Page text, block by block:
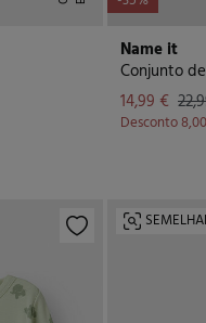
Name it
Conjunto
14,99 €
Desconto